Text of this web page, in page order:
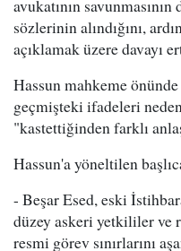
avukatının
sözlerinin alındığını,
açıklamak üzere davayı
Hassun mahkeme
geçmişteki ifadeleri
"kastettiğinden farklı
Hassun'a yöneltilen
- Beşar Esed, eski
düzey askeri yetkililer ve
resmi görev sınırlarını